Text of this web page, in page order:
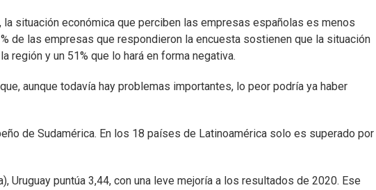
situación económica que perciben las empresas españolas es menos
de las empresas que respondieron la encuesta sostienen que la situación
región y un 51% que lo hará en forma negativa.
aunque todavía hay problemas importantes, lo peor podría ya haber
de Sudamérica. En los 18 países de Latinoamérica solo es superado por
Uruguay puntúa 3,44, con una leve mejoría a los resultados de 2020. Ese